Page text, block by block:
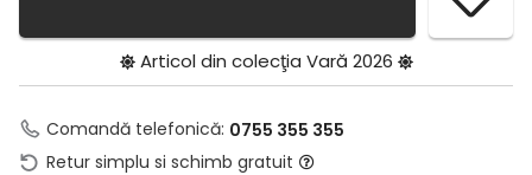
Articol din colecţia Vară 2026
Comandă telefonică: 0755 355 355
Retur simplu si schimb gratuit